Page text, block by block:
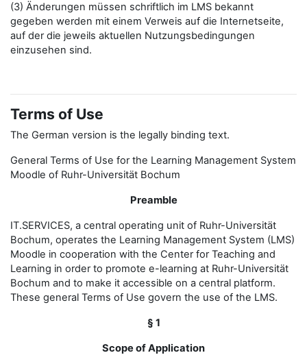
(3) Änderungen müssen schriftlich im LMS bekannt
gegeben werden mit einem Verweis auf die Internetseite,
auf der die jeweils aktuellen Nutzungsbedingungen
einzusehen sind.
Terms of Use
The German version is the legally binding text.
General Terms of Use for the Learning Management System
Moodle of Ruhr-Universität Bochum
Preamble
IT.SERVICES, a central operating unit of Ruhr-Universität
Bochum, operates the Learning Management System (LMS)
Moodle in cooperation with the Center for Teaching and
Learning in order to promote e-learning at Ruhr-Universität
Bochum and to make it accessible on a central platform.
These general Terms of Use govern the use of the LMS.
§ 1
Scope of Application